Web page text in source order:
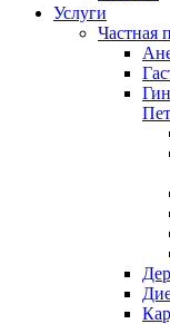
Услуги
Частная